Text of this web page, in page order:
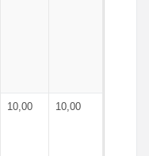
10,00 10,00